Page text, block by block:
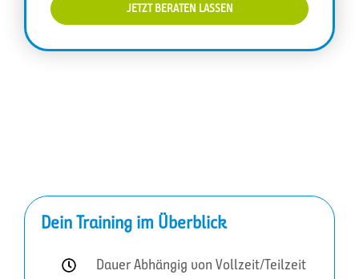
JETZT BERATEN LASSEN
Dein Training im Überblick
Dauer Abhängig von Vollzeit/Teilzeit